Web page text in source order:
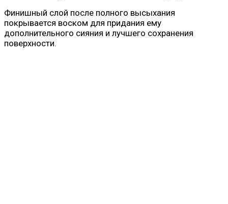
Финишный слой после полного высыхания
покрывается воском для придания ему
дополнительного сияния и лучшего сохранения
поверхности.